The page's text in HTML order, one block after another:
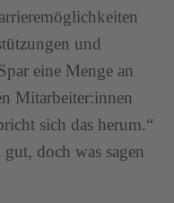
und
eine Menge an
Mitarbeiter:innen
sich das herum.“
doch was sagen